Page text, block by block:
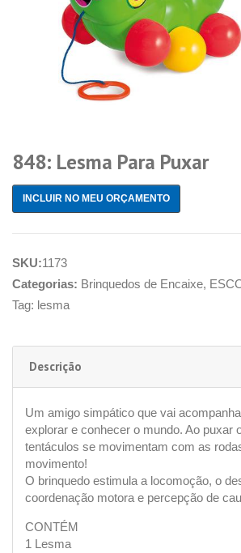
848: Lesma Para Puxar
INCLUIR NO MEU ORÇAMENTO
SKU:1173
Categorias: Brinquedos de Encaixe,
Tag: lesma
Descrição
Um amigo simpático que vai
explorar e conhecer o mundo. Ao puxar
tentáculos se movimentam com as
movimento!
O brinquedo estimula a locomoção, o
coordenação motora e percepção de
CONTÉM
1 Lesma